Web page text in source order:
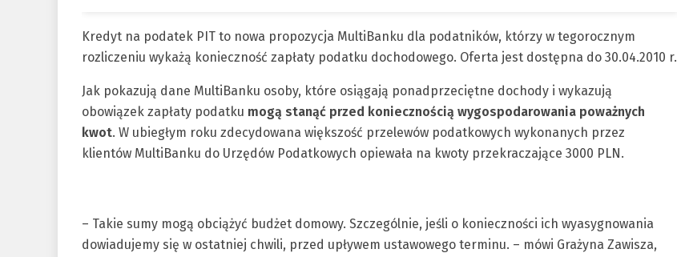
Kredyt na podatek PIT to nowa propozycja MultiBanku dla podatników, którzy w tegorocznym
rozliczeniu wykażą konieczność zapłaty podatku dochodowego. Oferta jest dostępna do 30.04.2010 r.
Jak pokazują dane MultiBanku osoby, które osiągają ponadprzeciętne dochody i wykazują
obowiązek zapłaty podatku mogą stanąć przed koniecznością wygospodarowania poważnych
kwot. W ubiegłym roku zdecydowana większość przelewów podatkowych wykonanych przez
klientów MultiBanku do Urzędów Podatkowych opiewała na kwoty przekraczające 3000 PLN.
– Takie sumy mogą obciążyć budżet domowy. Szczególnie, jeśli o konieczności ich wyasygnowania
dowiadujemy się w ostatniej chwili, przed upływem ustawowego terminu. – mówi Grażyna Zawisza,